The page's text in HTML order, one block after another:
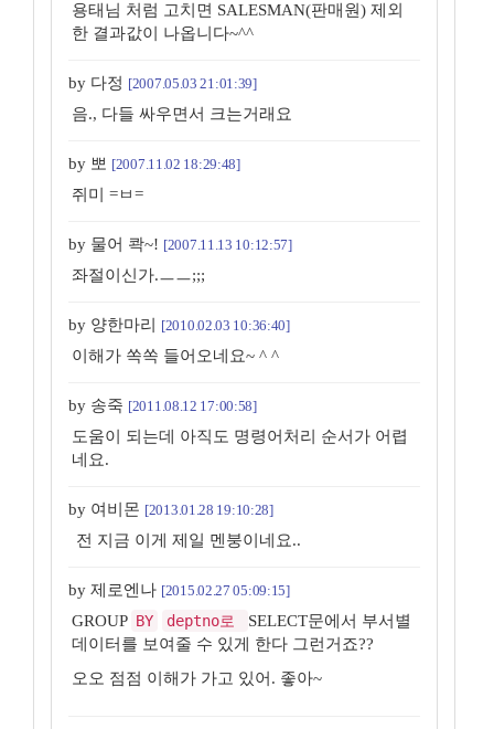
용태님 처럼 고치면 SALESMAN(판매원) 제외
한 결과값이 나옵니다~^^
by 다정 [2007.05.03 21:01:39]
음., 다들 싸우면서 크는거래요
by 뽀 [2007.11.02 18:29:48]
쥐미 =ㅂ=
by 물어 콱~! [2007.11.13 10:12:57]
좌절이신가.ㅡㅡ;;;
by 양한마리 [2010.02.03 10:36:40]
이해가 쏙쏙 들어오네요~ ^ ^
by 송죽 [2011.08.12 17:00:58]
도움이 되는데 아직도 명령어처리 순서가 어렵
네요.
by 여비몬 [2013.01.28 19:10:28]
전 지금 이게 제일 멘붕이네요..
by 제로엔나 [2015.02.27 05:09:15]
GROUP BY deptno로
SELECT문에서 부서별
데이터를 보여줄 수 있게 한다 그런거죠??
오오 점점 이해가 가고 있어. 좋아~